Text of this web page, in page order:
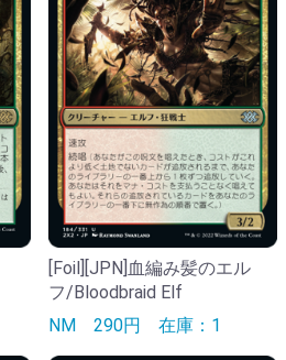
[Foil][JPN]血編み髪のエル
フ/Bloodbraid Elf
NM 290円 在庫：1